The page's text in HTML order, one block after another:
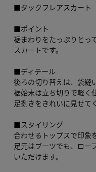
■タックフレアスカート
■ポイント
裾まわりをたっぷりとっ
スカートです。
■ディテール
後ろの切り替えは、袋縫
裾始末は立ち切りで軽く
足捌きをきれいに見せて
■スタイリング
合わせるトップスで印象
足元はブーツでも、ロー
いただけます。